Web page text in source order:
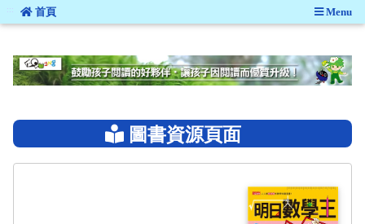
::: 首頁 Menu
圖書資源頁面